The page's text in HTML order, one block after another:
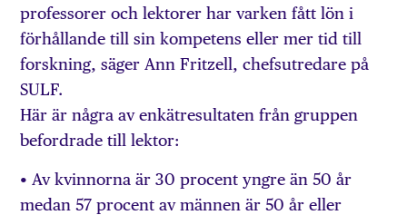
professorer och lektorer har varken fått lön i
förhållande till sin kompetens eller mer tid till
forskning, säger Ann Fritzell, chefsutredare på
SULF.
Här är några av enkätresultaten från gruppen
befordrade till lektor:
• Av kvinnorna är 30 procent yngre än 50 år
medan 57 procent av männen är 50 år eller